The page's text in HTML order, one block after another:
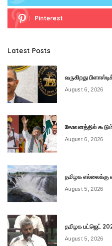
Pinterest
Latest Posts
வருகிறது
August 6, 2026
கோவளத்தில்
August 6, 2026
தமிழக எல்லைக்கு
August 5, 2026
தமிழக பட்ஜெட்
August 5, 2026